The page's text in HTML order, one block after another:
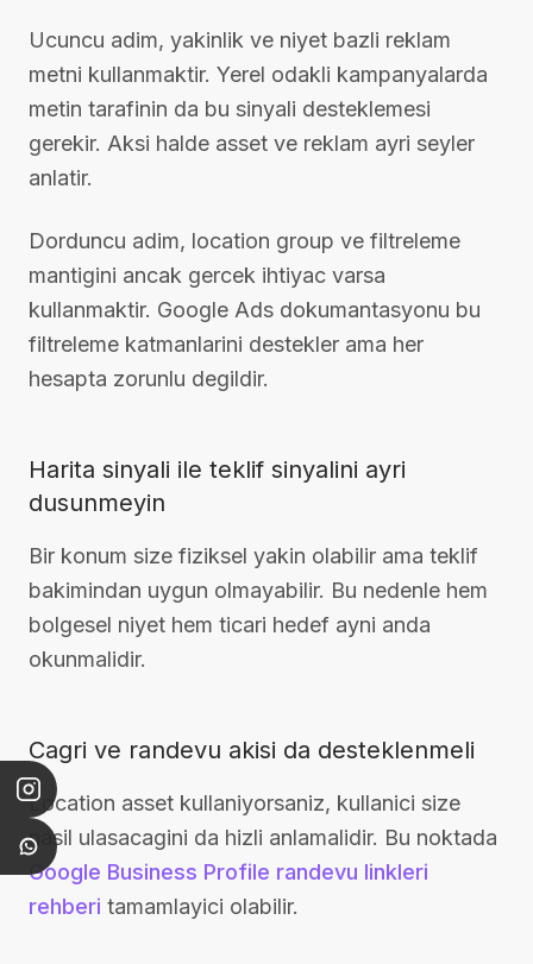
Ucuncu adim, yakinlik ve niyet bazli reklam
metni kullanmaktir. Yerel odakli kampanyalarda
metin tarafinin da bu sinyali desteklemesi
gerekir. Aksi halde asset ve reklam ayri seyler
anlatir.
Dorduncu adim, location group ve filtreleme
mantigini ancak gercek ihtiyac varsa
kullanmaktir. Google Ads dokumantasyonu bu
filtreleme katmanlarini destekler ama her
hesapta zorunlu degildir.
Harita sinyali ile teklif sinyalini ayri
dusunmeyin
Bir konum size fiziksel yakin olabilir ama teklif
bakimindan uygun olmayabilir. Bu nedenle hem
bolgesel niyet hem ticari hedef ayni anda
okunmalidir.
Cagri ve randevu akisi da desteklenmeli
Location asset kullaniyorsaniz, kullanici size
nasil ulasacagini da hizli anlamalidir. Bu noktada
Google Business Profile randevu linkleri
rehberi tamamlayici olabilir.